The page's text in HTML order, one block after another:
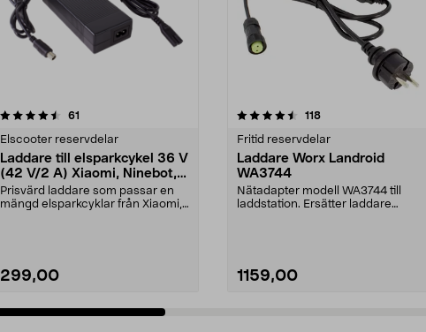
61
Elscooter reservdelar
Laddare till elsparkcykel 36 V
(42 V/2 A) Xiaomi, Ninebot,
E-Way m.fl.
Prisvärd laddare som passar en
mängd elsparkcyklar från Xiaomi,
299,00
4.5 av 5 stjärnor 118recensioner
Fritid reservdelar
Laddare Worx Landroid
WA3744
Nätadapter modell WA3744 till
laddstation. Ersätter laddare
1159,00
4.5 av 5 stjärnor